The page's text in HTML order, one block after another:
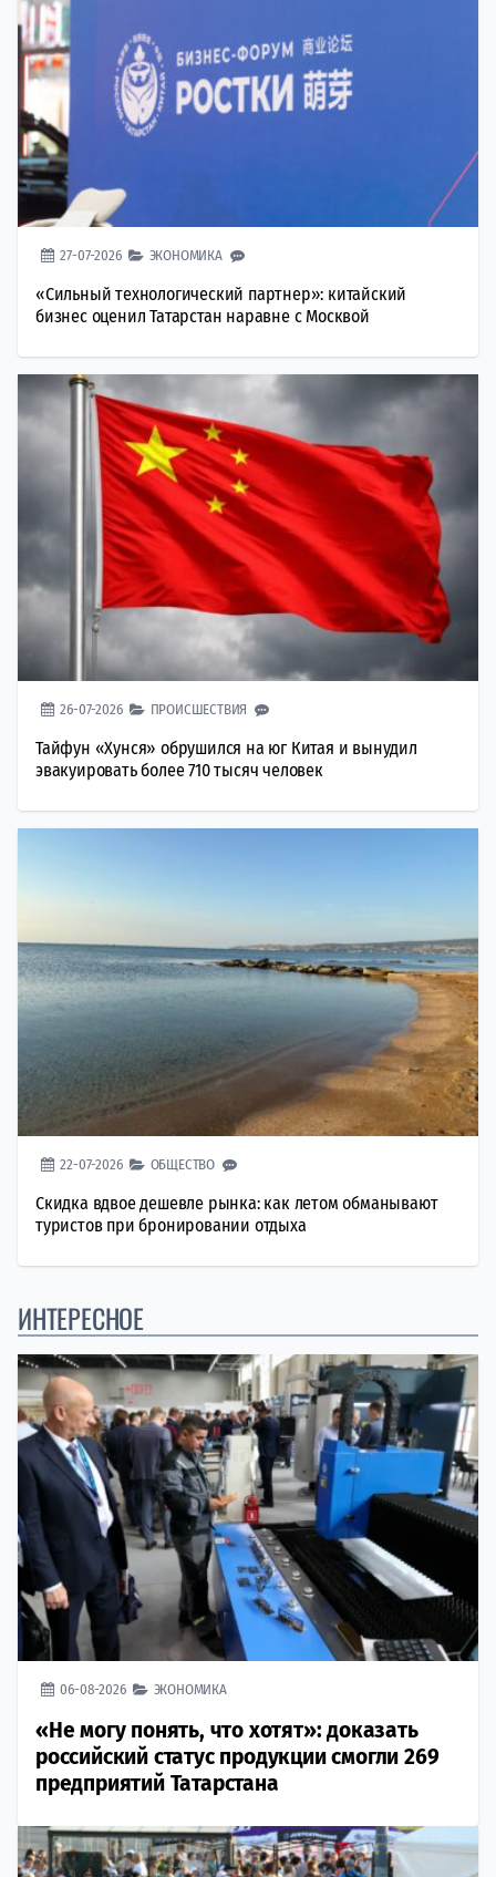
27-07-2026 ЭКОНОМИКА
«Сильный технологический партнер»: китайский
бизнес оценил Татарстан наравне с Москвой
26-07-2026 ПРОИСШЕСТВИЯ
Тайфун «Хунся» обрушился на юг Китая и вынудил
эвакуировать более 710 тысяч человек
22-07-2026 ОБЩЕСТВО
Скидка вдвое дешевле рынка: как летом обманывают
туристов при бронировании отдыха
ИНТЕРЕСНОЕ
06-08-2026 ЭКОНОМИКА
«Не могу понять, что хотят»: доказать
российский статус продукции смогли 269
предприятий Татарстана